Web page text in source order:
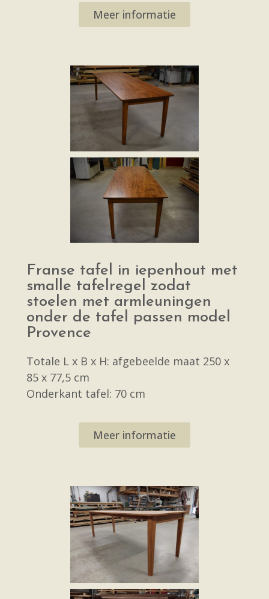
Meer informatie
Franse tafel in iepenhout met
smalle tafelregel zodat
stoelen met armleuningen
onder de tafel passen model
Provence
Totale L x B x H: afgebeelde maat 250 x
85 x 77,5 cm
Onderkant tafel: 70 cm
Meer informatie